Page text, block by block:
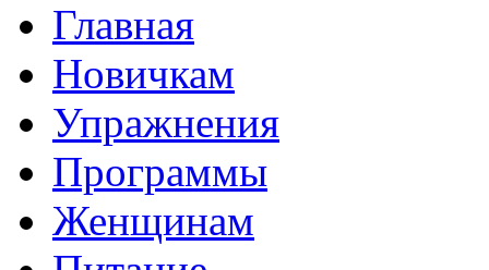
Главная
Новичкам
Упражнения
Программы
Женщинам